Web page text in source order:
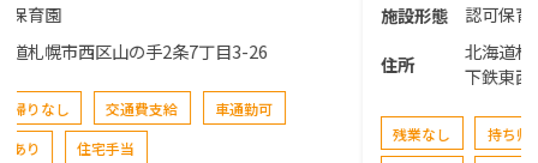
施設形態
住所
北海道札幌市西区平和3条6丁目12-21 札幌市営地
残業なし 持ち帰りなし
車通勤可